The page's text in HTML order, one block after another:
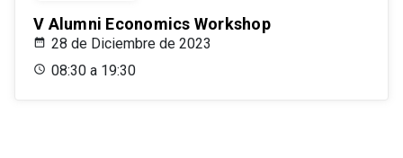
V Alumni Economics Workshop
28 de Diciembre de 2023
08:30 a 19:30